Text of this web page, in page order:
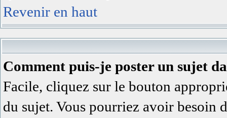
Revenir en haut
Comment puis-je poster un sujet
Facile, cliquez sur le bouton
du sujet. Vous pourriez avoir besoin